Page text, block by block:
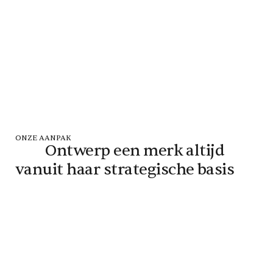
ONZE AANPAK
Ontwerp een merk altijd
vanuit haar strategische basis